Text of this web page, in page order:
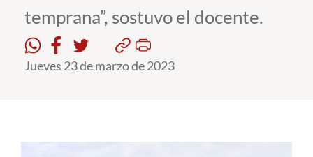
Pregrado
Postgrado
Formación Continua
Académicos
temprana”, sostuvo el docente.
Jueves 23 de marzo de 2023